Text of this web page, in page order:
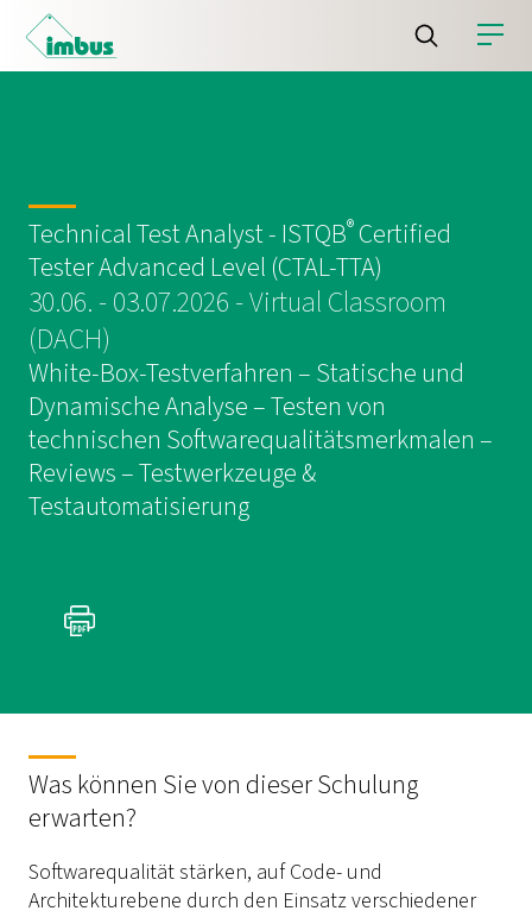
Technical Test Analyst - ISTQB® Certified
Tester Advanced Level (CTAL-TTA)
30.06. - 03.07.2026 - Virtual Classroom
(DACH)
White-Box-Testverfahren – Statische und
Dynamische Analyse – Testen von
technischen Softwarequalitätsmerkmalen –
Reviews – Testwerkzeuge &
Testautomatisierung
Was können Sie von dieser Schulung
erwarten?
Softwarequalität stärken, auf Code- und
Architekturebene durch den Einsatz verschiedener